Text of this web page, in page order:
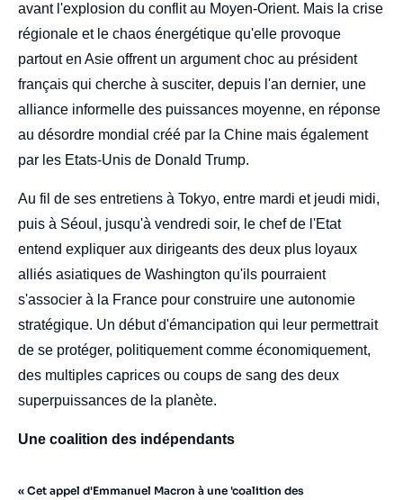
avant l'explosion du conflit au Moyen-Orient. Mais la crise
régionale et le chaos énergétique qu'elle provoque
partout en Asie offrent un argument choc au président
français qui cherche à susciter, depuis l'an dernier, une
alliance informelle des puissances moyenne, en réponse
au désordre mondial créé par la Chine mais également
par les Etats-Unis de Donald Trump.
Au fil de ses entretiens à Tokyo, entre mardi et jeudi midi,
puis à Séoul, jusqu'à vendredi soir, le chef de l'Etat
entend expliquer aux dirigeants des deux plus loyaux
alliés asiatiques de Washington qu'ils pourraient
s'associer à la France pour construire une autonomie
stratégique. Un début d'émancipation qui leur permettrait
de se protéger, politiquement comme économiquement,
des multiples caprices ou coups de sang des deux
superpuissances de la planète.
Une coalition des indépendants
« Cet appel d'Emmanuel Macron à une 'coalition des